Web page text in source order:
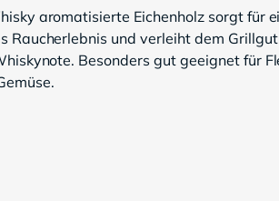
aromatisierte Eichenholz sorgt für
Raucherlebnis und verleiht dem
Besonders gut geeignet für